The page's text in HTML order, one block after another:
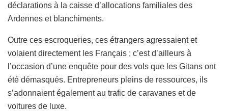
déclarations à la caisse d’allocations familiales des
Ardennes et blanchiments.
Outre ces escroqueries, ces étrangers agressaient et
volaient directement les Français ; c’est d’ailleurs à
l’occasion d’une enquête pour des vols que les Gitans ont
été démasqués. Entrepreneurs pleins de ressources, ils
s’adonnaient également au trafic de caravanes et de
voitures de luxe.